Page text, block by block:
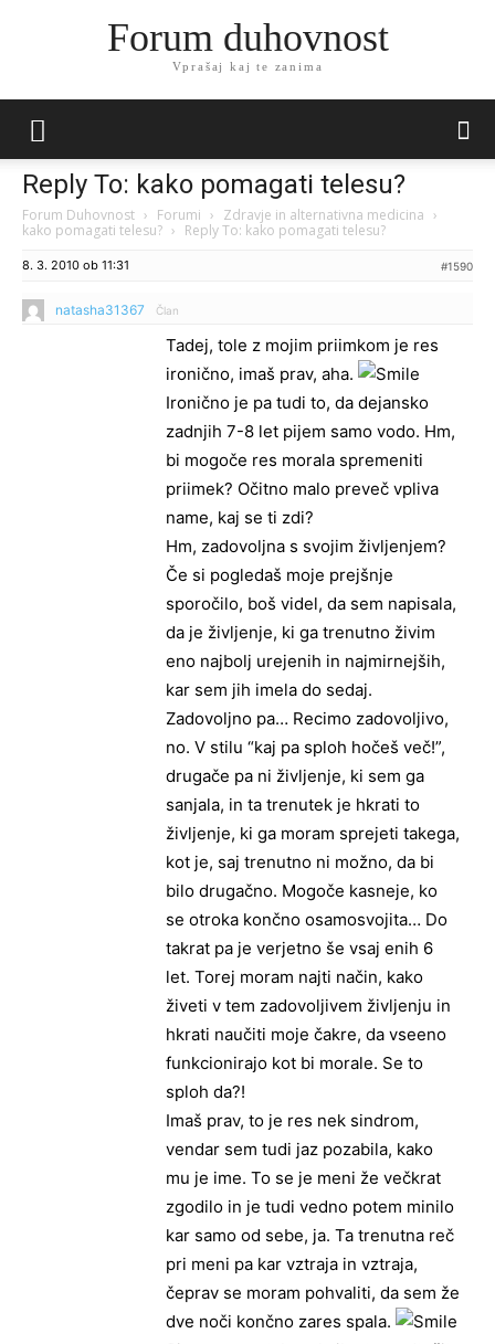
Forum duhovnost
Vprašaj kaj te zanima
Reply To: kako pomagati telesu?
Forum Duhovnost › Forumi › Zdravje in alternativna medicina ›
kako pomagati telesu? › Reply To: kako pomagati telesu?
8. 3. 2010 ob 11:31 #1590
natasha31367 Član
Tadej, tole z mojim priimkom je res
ironično, imaš prav, aha.
Ironično je pa tudi to, da dejansko
zadnjih 7-8 let pijem samo vodo. Hm,
bi mogoče res morala spremeniti
priimek? Očitno malo preveč vpliva
name, kaj se ti zdi?
Hm, zadovoljna s svojim življenjem?
Če si pogledaš moje prejšnje
sporočilo, boš videl, da sem napisala,
da je življenje, ki ga trenutno živim
eno najbolj urejenih in najmirnejših,
kar sem jih imela do sedaj.
Zadovoljno pa… Recimo zadovoljivo,
no. V stilu “kaj pa sploh hočeš več!”,
drugače pa ni življenje, ki sem ga
sanjala, in ta trenutek je hkrati to
življenje, ki ga moram sprejeti takega,
kot je, saj trenutno ni možno, da bi
bilo drugačno. Mogoče kasneje, ko
se otroka končno osamosvojita… Do
takrat pa je verjetno še vsaj enih 6
let. Torej moram najti način, kako
živeti v tem zadovoljivem življenju in
hkrati naučiti moje čakre, da vseeno
funkcionirajo kot bi morale. Se to
sploh da?!
Imaš prav, to je res nek sindrom,
vendar sem tudi jaz pozabila, kako
mu je ime. To se je meni že večkrat
zgodilo in je tudi vedno potem minilo
kar samo od sebe, ja. Ta trenutna reč
pri meni pa kar vztraja in vztraja,
čeprav se moram pohvaliti, da sem že
dve noči končno zares spala.